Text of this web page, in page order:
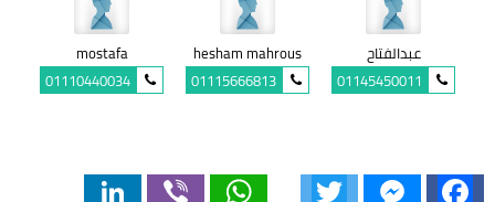
عبدالفتاح
01145450011
hesham mahrous
01115666813
mostafa
01110440034
Facebook
Messenger
WhatsApp